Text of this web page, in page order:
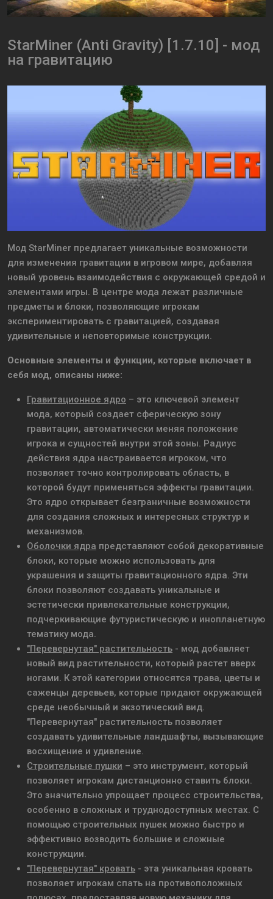
StarMiner (Anti Gravity) [1.7.10] - мод
на гравитацию
Мод StarMiner предлагает уникальные возможности
для изменения гравитации в игровом мире, добавляя
новый уровень взаимодействия с окружающей средой и
элементами игры. В центре мода лежат различные
предметы и блоки, позволяющие игрокам
экспериментировать с гравитацией, создавая
удивительные и неповторимые конструкции.
Основные элементы и функции, которые включает в
себя мод, описаны ниже:
Гравитационное ядро – это ключевой элемент
мода, который создает сферическую зону
гравитации, автоматически меняя положение
игрока и сущностей внутри этой зоны. Радиус
действия ядра настраивается игроком, что
позволяет точно контролировать область, в
которой будут применяться эффекты гравитации.
Это ядро открывает безграничные возможности
для создания сложных и интересных структур и
механизмов.
Оболочки ядра представляют собой декоративные
блоки, которые можно использовать для
украшения и защиты гравитационного ядра. Эти
блоки позволяют создавать уникальные и
эстетически привлекательные конструкции,
подчеркивающие футуристическую и инопланетную
тематику мода.
"Перевернутая" растительность - мод добавляет
новый вид растительности, который растет вверх
ногами. К этой категории относятся трава, цветы и
саженцы деревьев, которые придают окружающей
среде необычный и экзотический вид.
"Перевернутая" растительность позволяет
создавать удивительные ландшафты, вызывающие
восхищение и удивление.
Строительные пушки – это инструмент, который
позволяет игрокам дистанционно ставить блоки.
Это значительно упрощает процесс строительства,
особенно в сложных и труднодоступных местах. С
помощью строительных пушек можно быстро и
эффективно возводить большие и сложные
конструкции.
"Перевернутая" кровать - эта уникальная кровать
позволяет игрокам спать на противоположных